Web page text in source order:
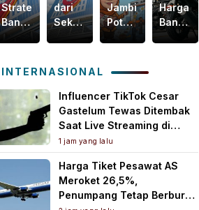
Strategis
Bank
Jambi
Mengakselerasi
Daerah
dari
Sekadar
Bisnis,
Intip
Bank
Jambi
Menebar
Kebaikan
untuk
Masyarakat!
Jambi
Potensial
Garap
Mesin
Baru
Pertumbuhan
Ekonomi
Daerah
Harga
Ban
Motor
Rp150
Ribuan!
INTERNASIONAL
Influencer TikTok Cesar
Gastelum Tewas Ditembak
Saat Live Streaming di
Meksiko, Polisi Selidiki
Motif Pembunuhan
1 jam yang lalu
Harga Tiket Pesawat AS
Meroket 26,5%,
Penumpang Tetap Berburu